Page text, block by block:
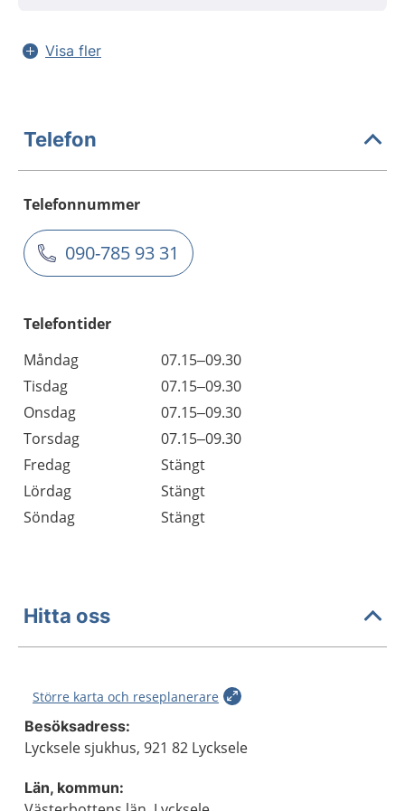
Visa fler
Telefon
Telefonnummer
090-785 93 31
Telefontider
Måndag
07.15–09.30
Tisdag
07.15–09.30
Onsdag
07.15–09.30
Torsdag
07.15–09.30
Fredag
Stängt
Lördag
Stängt
Söndag
Stängt
Hitta oss
Större karta och reseplanerare
Besöksadress:
Lycksele sjukhus, 921 82 Lycksele
Län, kommun: